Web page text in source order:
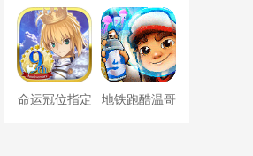
版内置菜单 解版内置菜单
MOD修改器
命运冠位指定 地铁跑酷温哥